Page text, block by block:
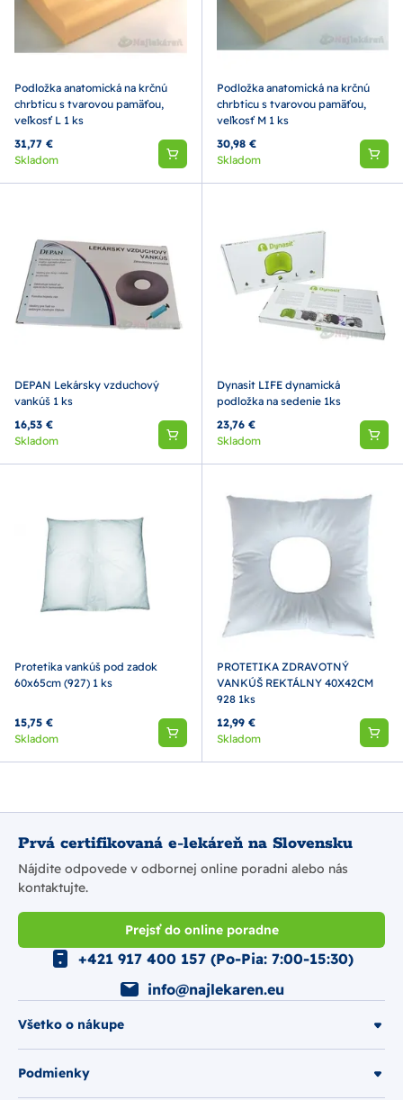
Podložka anatomická na krčnú
chrbticu s tvarovou pamäťou,
veľkosť L 1 ks
31,77 €
Skladom
Podložka anatomická na krčnú
chrbticu s tvarovou pamäťou,
veľkosť M 1 ks
30,98 €
Skladom
DEPAN Lekársky vzduchový
vankúš 1 ks
16,53 €
Skladom
Dynasit LIFE dynamická
podložka na sedenie 1ks
23,76 €
Skladom
Protetika vankúš pod zadok
60x65cm (927) 1 ks
15,75 €
Skladom
PROTETIKA ZDRAVOTNÝ
VANKÚŠ REKTÁLNY 40X42CM
928 1ks
12,99 €
Skladom
Prvá certifikovaná e-lekáreň na Slovensku
Nájdite odpovede v odbornej online poradni alebo nás
kontaktujte.
Prejsť do online poradne
Všetko o nákupe
Podmienky
+421 917 400 157 (Po-Pia: 7:00-15:30)
info@najlekaren.eu